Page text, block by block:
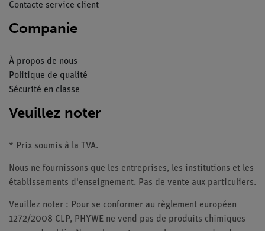
Contacte service client
Companie
À propos de nous
Politique de qualité
Sécurité en classe
Veuillez noter
* Prix soumis à la TVA.
Nous ne fournissons que les entreprises, les institutions et les
établissements d'enseignement. Pas de vente aux particuliers.
Veuillez noter : Pour se conformer au règlement européen
1272/2008 CLP, PHYWE ne vend pas de produits chimiques